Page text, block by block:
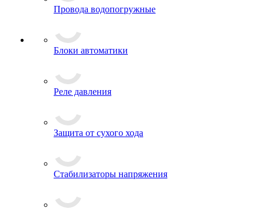
Провода водопогружные
Блоки автоматики
Реле давления
Защита от сухого хода
Стабилизаторы напряжения